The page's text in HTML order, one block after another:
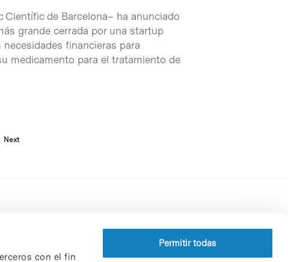
con el fin
Permitir todas
Científic de Barcelona– ha anunciado
grande cerrada por una startup
financieras para
medicamento para el tratamiento de
Next
Perfil del contratante
Política de privacidad
Aviso Legal